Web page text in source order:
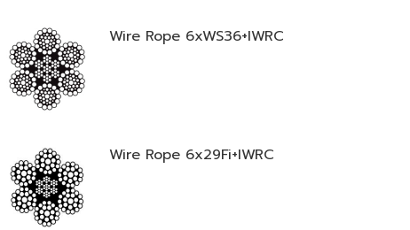
Wire Rope 6xWS36+IWRC
Wire Rope 6x29Fi+IWRC